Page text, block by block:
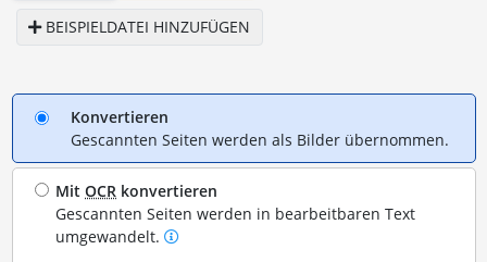
BEISPIELDATEI HINZUFÜGEN
Konvertieren
Gescannten Seiten werden als Bilder übernommen.
MitOCR konvertieren
Gescannten Seiten werden in bearbeitbaren Text
umgewandelt.